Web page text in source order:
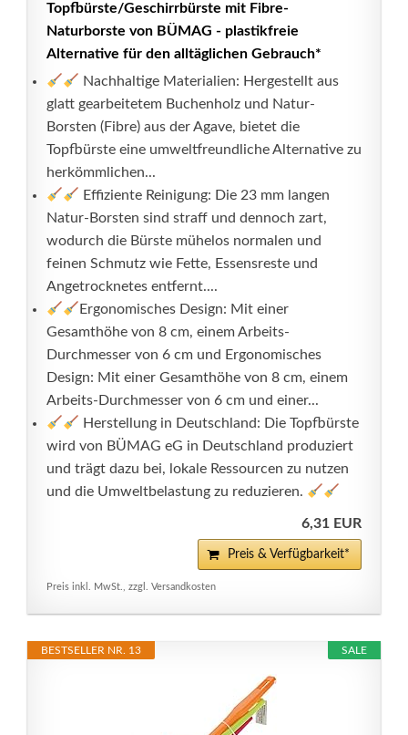
Topfbürste/Geschirrbürste mit Fibre-
Naturborste von BÜMAG - plastikfreie
Alternative für den alltäglichen Gebrauch*
Nachhaltige Materialien: Hergestellt aus
glatt gearbeitetem Buchenholz und Natur-
Borsten (Fibre) aus der Agave, bietet die
Topfbürste eine umweltfreundliche Alternative zu
herkömmlichen...
Effiziente Reinigung: Die 23 mm langen
Natur-Borsten sind straff und dennoch zart,
wodurch die Bürste mühelos normalen und
feinen Schmutz wie Fette, Essensreste und
Angetrocknetes entfernt....
Ergonomisches Design: Mit einer
Gesamthöhe von 8 cm, einem Arbeits-
Durchmesser von 6 cm und Ergonomisches
Design: Mit einer Gesamthöhe von 8 cm, einem
Arbeits-Durchmesser von 6 cm und einer...
Herstellung in Deutschland: Die Topfbürste
wird von BÜMAG eG in Deutschland produziert
und trägt dazu bei, lokale Ressourcen zu nutzen
und die Umweltbelastung zu reduzieren.
6,31 EUR
Preis & Verfügbarkeit*
Preis inkl. MwSt., zzgl. Versandkosten
SALE
BESTSELLER NR. 13